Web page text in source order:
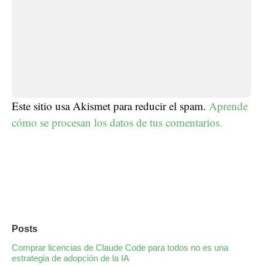
Este sitio usa Akismet para reducir el spam. Aprende
cómo se procesan los datos de tus comentarios.
Posts
Comprar licencias de Claude Code para todos no es una
estrategia de adopción de la IA